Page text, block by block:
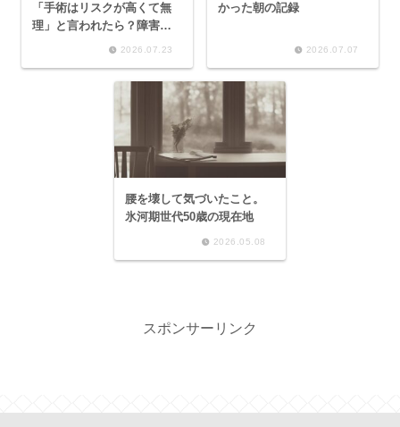
「手術はリスクが高くて無
理」と言われたら？障害者
手帳の申請条件と見落とし
2026.07.23
かった朝の記録
2026.07.07
腰を壊して気づいたこと。
氷河期世代50歳の現在地
2026.05.08
スポンサーリンク